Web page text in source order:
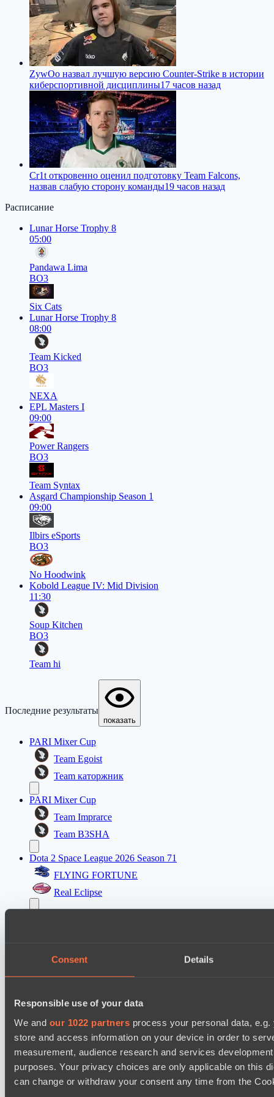
Consent Details
Responsible use of your data
We and our 1022 partners process your personal data,
store and access information on your device in order to
measurement, audience research and services
purposes. Your privacy choices are only applicable on this
can change or withdraw your consent any time from the
ZywOo назвал лучшую версию Counter-Strike в истории
киберспортивной дисциплины17 часов назад
Cr1t откровенно оценил подготовку Team Falcons,
назвав слабую сторону команды19 часов назад
Расписание
Lunar Horse Trophy 8
05:00
Pandawa Lima
BO3
Six Cats
Lunar Horse Trophy 8
08:00
Team Kicked
BO3
NEXA
EPL Masters I
09:00
Power Rangers
BO3
Team Syntax
Asgard Championship Season 1
09:00
Ilbirs eSports
BO3
No Hoodwink
Kobold League IV: Mid Division
11:30
Soup Kitchen
BO3
Team hi
Последние результаты
показать
PARI Mixer Cup
Team Egoist
Team каторжник
PARI Mixer Cup
Team Imprarce
Team B3SHA
Dota 2 Space League 2026 Season 71
FLYING FORTUNE
Real Eclipse
Mad Dogs League 2026 Season 48
Moonlight Wispers
Dota 2 Space League 2026 Season 71
ZEUS THUNDER GOD
Silent killer